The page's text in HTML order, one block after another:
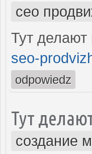
сео
Тут делают
seo-
odpowiedz
Тут
создание